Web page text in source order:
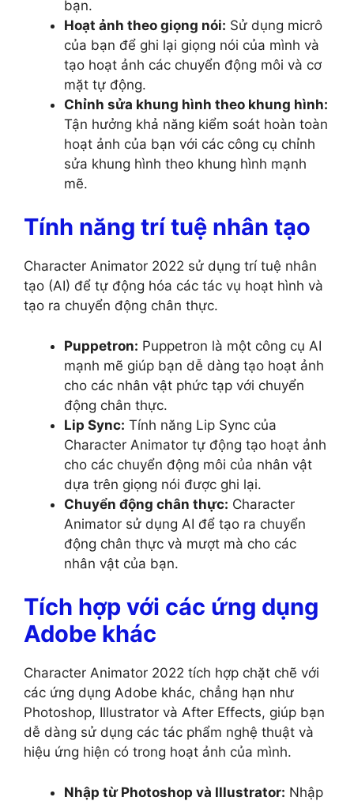
bạn.
Hoạt ảnh theo giọng nói: Sử dụng micrô
của bạn để ghi lại giọng nói của mình và
tạo hoạt ảnh các chuyển động môi và cơ
mặt tự động.
Chỉnh sửa khung hình theo khung hình:
Tận hưởng khả năng kiểm soát hoàn toàn
hoạt ảnh của bạn với các công cụ chỉnh
sửa khung hình theo khung hình mạnh
mẽ.
Tính năng trí tuệ nhân tạo
Character Animator 2022 sử dụng trí tuệ nhân
tạo (AI) để tự động hóa các tác vụ hoạt hình và
tạo ra chuyển động chân thực.
Puppetron: Puppetron là một công cụ AI
mạnh mẽ giúp bạn dễ dàng tạo hoạt ảnh
cho các nhân vật phức tạp với chuyển
động chân thực.
Lip Sync: Tính năng Lip Sync của
Character Animator tự động tạo hoạt ảnh
cho các chuyển động môi của nhân vật
dựa trên giọng nói được ghi lại.
Chuyển động chân thực: Character
Animator sử dụng AI để tạo ra chuyển
động chân thực và mượt mà cho các
nhân vật của bạn.
Tích hợp với các ứng dụng
Adobe khác
Character Animator 2022 tích hợp chặt chẽ với
các ứng dụng Adobe khác, chẳng hạn như
Photoshop, Illustrator và After Effects, giúp bạn
dễ dàng sử dụng các tác phẩm nghệ thuật và
hiệu ứng hiện có trong hoạt ảnh của mình.
Nhập từ Photoshop và Illustrator: Nhập